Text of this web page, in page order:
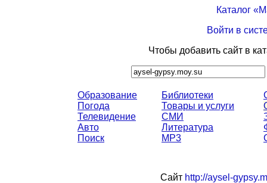
Каталог
Войти в
Чтобы добавить сайт в
Образование
Погода
Телевидение
Авто
Поиск
Библиотеки
Товары и услуги
СМИ
Литература
MP3
Сайт http://aysel-